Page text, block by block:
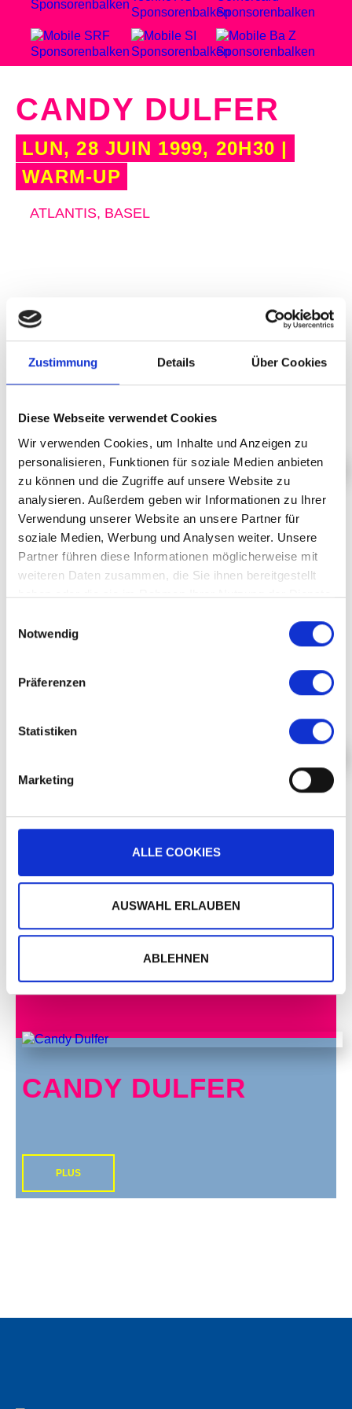
Zustimmung Details Über Cookies
Diese Webseite verwendet Cookies
Wir verwenden Cookies, um Inhalte und Anzeigen zu
personalisieren, Funktionen für soziale Medien anbieten
zu können und die Zugriffe auf unsere Website zu
analysieren. Außerdem geben wir Informationen zu Ihrer
Verwendung unserer Website an unsere Partner für
soziale Medien, Werbung und Analysen weiter. Unsere
Partner führen diese Informationen möglicherweise mit
weiteren Daten zusammen, die Sie ihnen bereitgestellt
haben oder die sie im Rahmen Ihrer Nutzung der Dienste
Notwendig
Präferenzen
Statistiken
Marketing
ALLE COOKIES
AUSWAHL ERLAUBEN
ABLEHNEN
CANDY DULFER
LUN, 28 JUIN 1999, 20H30 |
WARM-UP
ATLANTIS, BASEL
AUTRES CONCERTS
CANDY DULFER
PLUS
ULTIMATE FUNK & GROOVE
PLUS
VEN, 18 AOÛT 2000, 21H00
CANDY DULFER
PLUS